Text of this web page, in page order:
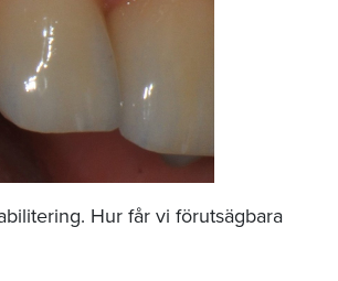
Hur får vi förutsägbara